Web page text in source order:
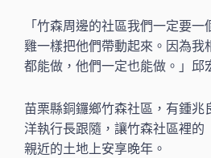
「竹森周邊的社區我們一定要
雞一樣把他們帶動起來。因為我
都能做，他們一定也能做。」邱
苗栗縣銅鑼鄉竹森社區，有鍾兆
洋執行長跟隨，讓竹森社區裡的
親近的土地上安享晚年。